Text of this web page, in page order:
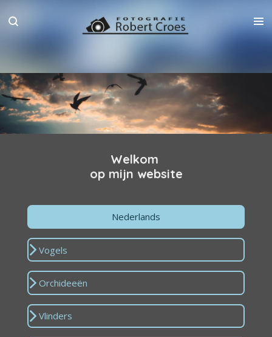
direct
Welkom
op mijn website
Nederlands
Vogels
Orchideeën
Vlinders